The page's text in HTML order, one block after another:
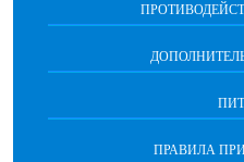
ПРАВИЛА